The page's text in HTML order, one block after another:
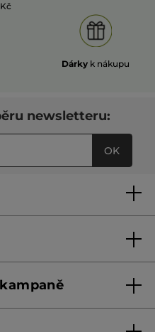
Dárky k nákupu
newsletteru:
OK
1. 6. 2026